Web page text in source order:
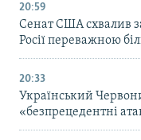
20:59
Cенат США схвалив
Росії переважною
20:33
Український
«безпрецедентні